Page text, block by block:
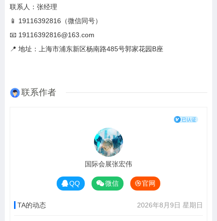
联系人：张经理
📱 19116392816（微信同号）
📧 19116392816@163.com
📍 地址：上海市浦东新区杨南路485号郭家花园B座
联系作者
国际会展张宏伟
QQ 微信 官网
TA的动态 2026年8月9日 星期日